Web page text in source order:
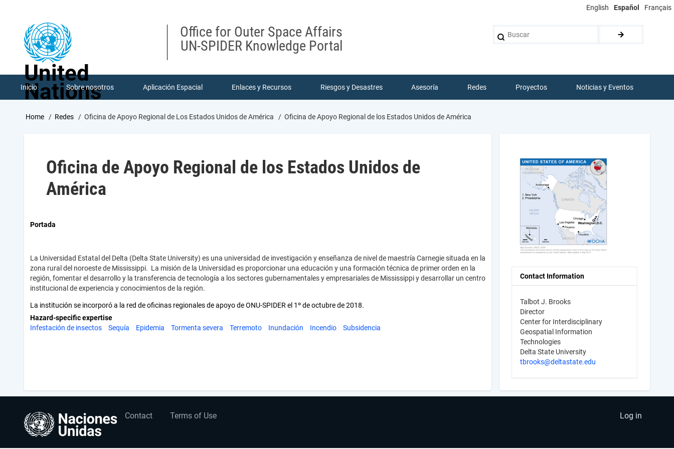
English Español Français
United
Nations
Office for Outer Space Affairs
UN-SPIDER Knowledge Portal
Inicio Sobre nosotros Aplicación Espacial Enlaces y Recursos Riesgos y Desastres Asesoría Redes Proyectos Noticias y Eventos
Breadcrumb
Home Redes Oficina de Apoyo Regional de Los Estados Unidos de América Oficina de Apoyo Regional de los Estados Unidos de América
Oficina de Apoyo Regional de los Estados Unidos de
América
Portada
La Universidad Estatal del Delta (Delta State University) es una universidad de investigación y enseñanza de nivel de maestría Carnegie situada en la
zona rural del noroeste de Mississippi. La misión de la Universidad es proporcionar una educación y una formación técnica de primer orden en la
región, fomentar el desarrollo y la transferencia de tecnología a los sectores gubernamentales y empresariales de Mississippi y desarrollar un centro
institucional de experiencia y conocimientos de la región.
La institución se incorporó a la red de oficinas regionales de apoyo de ONU-SPIDER el 1º de octubre de 2018.
Hazard-specific expertise
Infestación de insectos
Sequía Epidemia Tormenta severa Terremoto Inundación Incendio Subsidencia
Contact Information
Talbot J. Brooks
Director
Center for Interdisciplinary
Geospatial Information
Technologies
Delta State University
tbrooks@deltastate.edu
Footer
Contact Terms of Use
User
account
Log in